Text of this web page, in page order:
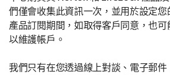
們僅會收集此資訊一次，並用於設定
產品訂閱期間，如取得客戶同意，也
以維護帳戶。
我們只有在您透過線上對談、電子郵